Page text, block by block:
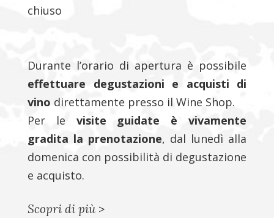
chiuso
Durante l’orario di apertura è possibile
effettuare degustazioni e acquisti di
vino direttamente presso il Wine Shop.
Per le visite guidate è vivamente
gradita la prenotazione, dal lunedì alla
domenica con possibilità di degustazione
e acquisto.
Scopri di più >